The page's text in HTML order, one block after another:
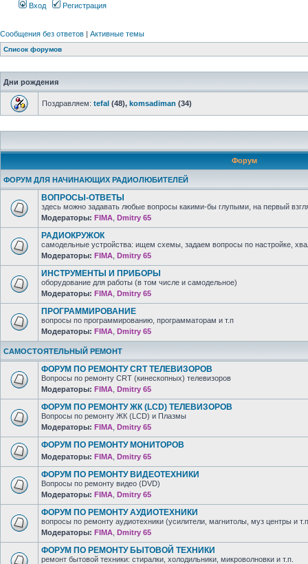
Вход Регистрация
Сообщения без ответов | Активные темы
Список форумов
Дни рождения
Поздравляем: tefal (48), komsadiman (34)
Форум
ФОРУМ ДЛЯ НАЧИНАЮЩИХ РАДИОЛЮБИТЕЛЕЙ
ВОПРОСЫ-ОТВЕТЫ
здесь можно задавать любые вопросы какими-бы глупыми, на первый
Модераторы: FIMA Dmitry 65
РАДИОКРУЖОК
самодельные устройства: ищем схемы, задаем вопросы по настройке,
Модераторы: FIMA Dmitry 65
ИНСТРУМЕНТЫ И ПРИБОРЫ
оборудование для работы (в том числе и самодельное)
Модераторы: FIMA Dmitry 65
ПРОГРАММИРОВАНИЕ
вопросы по программированию, программаторам и т.п
Модераторы: FIMA Dmitry 65
САМОСТОЯТЕЛЬНЫЙ РЕМОНТ
ФОРУМ ПО РЕМОНТУ CRT ТЕЛЕВИЗОРОВ
Вопросы по ремонту CRT (кинескопных) телевизоров
Модераторы: FIMA Dmitry 65
ФОРУМ ПО РЕМОНТУ ЖК (LCD) ТЕЛЕВИЗОРОВ
Вопросы по ремонту ЖК (LCD) и Плазмы
Модераторы: FIMA Dmitry 65
ФОРУМ ПО РЕМОНТУ МОНИТОРОВ
Модераторы: FIMA Dmitry 65
ФОРУМ ПО РЕМОНТУ ВИДЕОТЕХНИКИ
Вопросы по ремонту видео (DVD)
Модераторы: FIMA Dmitry 65
ФОРУМ ПО РЕМОНТУ АУДИОТЕХНИКИ
вопросы по ремонту аудиотехники (усилители, магнитолы, муз центры и
Модераторы: FIMA Dmitry 65
ФОРУМ ПО РЕМОНТУ БЫТОВОЙ ТЕХНИКИ
ремонт бытовой техники: стиралки, холодильники, микроволновки и т.п.